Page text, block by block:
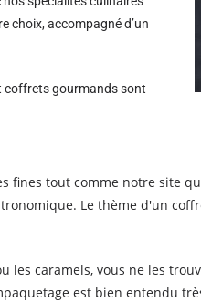
choix, accompagné d’un
coffrets gourmands sont
fines tout comme notre site
Le thème d'un
caramels, vous ne les
est bien entendu